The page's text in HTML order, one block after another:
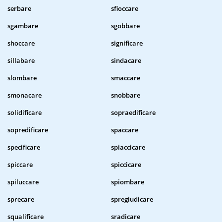
serbare
sfioccare
sgambare
sgobbare
shoccare
significare
sillabare
sindacare
slombare
smaccare
smonacare
snobbare
solidificare
sopraedificare
sopredificare
spaccare
specificare
spiaccicare
spiccare
spiccicare
spiluccare
spiombare
sprecare
spregiudicare
squalificare
sradicare